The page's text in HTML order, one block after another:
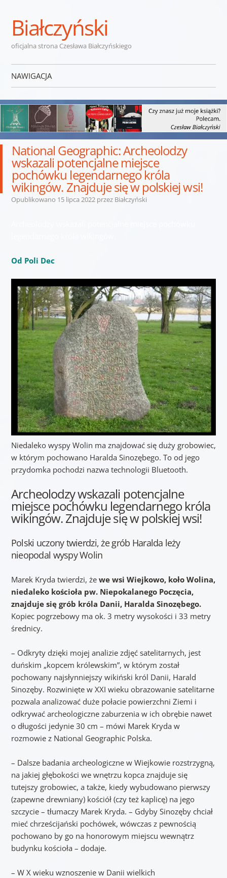
Białczyński
oficjalna strona Czesława Białczyńskiego
NAWIGACJA
National Geographic: Archeolodzy
wskazali potencjalne miejsce
pochówku legendarnego króla
wikingów. Znajduje się w polskiej wsi!
Opublikowano 15 lipca 2022przez Białczyński
Od Poli Dec
Niedaleko wyspy Wolin ma znajdować się duży grobowiec,
w którym pochowano Haralda Sinozębego. To od jego
przydomka pochodzi nazwa technologii Bluetooth.
Archeolodzy wskazali potencjalne
miejsce pochówku legendarnego króla
wikingów. Znajduje się w polskiej wsi!
Polski uczony twierdzi, że grób Haralda leży
nieopodal wyspy Wolin
Marek Kryda twierdzi, że we wsi Wiejkowo, koło Wolina,
niedaleko kościoła pw. Niepokalanego Poczęcia,
znajduje się grób króla Danii, Haralda Sinozębego.
Kopiec pogrzebowy ma ok. 3 metry wysokości i 33 metry
średnicy.
– Odkryty dzięki mojej analizie zdjęć satelitarnych, jest
duńskim „kopcem królewskim”, w którym został
pochowany najsłynniejszy wikiński król Danii, Harald
Sinozęby. Rozwinięte w XXI wieku obrazowanie satelitarne
pozwala analizować duże połacie powierzchni Ziemi i
odkrywać archeologiczne zaburzenia w ich obrębie nawet
o długości jedynie 30 cm – mówi Marek Kryda w
rozmowie z National Geographic Polska.
– Dalsze badania archeologiczne w Wiejkowie rozstrzygną,
na jakiej głębokości we wnętrzu kopca znajduje się
tutejszy grobowiec, a także, kiedy wybudowano pierwszy
(zapewne drewniany) kościół (czy też kaplicę) na jego
szczycie – tłumaczy Marek Kryda. – Gdyby Sinozęby chciał
mieć chrześcijański pochówek, wówczas z pewnością
pochowano by go na honorowym miejscu wewnątrz
budynku kościoła – dodaje.
– W X wieku wznoszenie w Danii wielkich